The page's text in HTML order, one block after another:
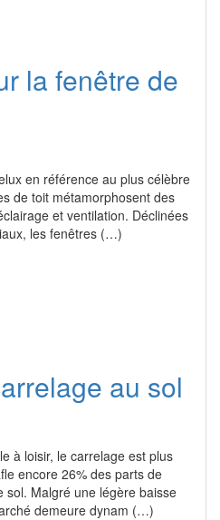
la fenêtre de
en référence au plus célèbre
de toit métamorphosent des
et ventilation. Déclinées
les fenêtres (…)
au sol
à loisir, le carrelage est plus
encore 26% des parts de
sol. Malgré une légère baisse
demeure dynam (…)